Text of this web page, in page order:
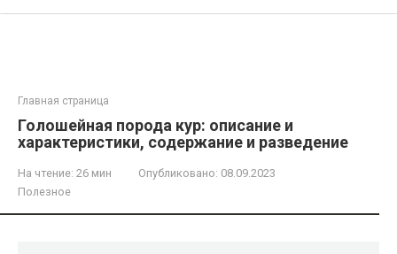
Главная страница
Голошейная порода кур: описание и
характеристики, содержание и разведение
На чтение: 26 мин Опубликовано: 08.09.2023
Полезное